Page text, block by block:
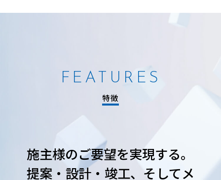
FEATURES
特徴
施主様のご要望を実現する。
提案・設計・竣工、そしてメ